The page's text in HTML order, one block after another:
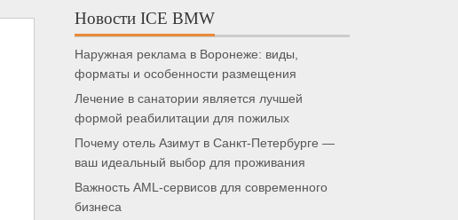
Новости ICE BMW
Наружная реклама в Воронеже: виды,
форматы и особенности размещения
Лечение в санатории является лучшей
формой реабилитации для пожилых
Почему отель Азимут в Санкт-Петербурге —
ваш идеальный выбор для проживания
Важность AML-сервисов для современного
бизнеса